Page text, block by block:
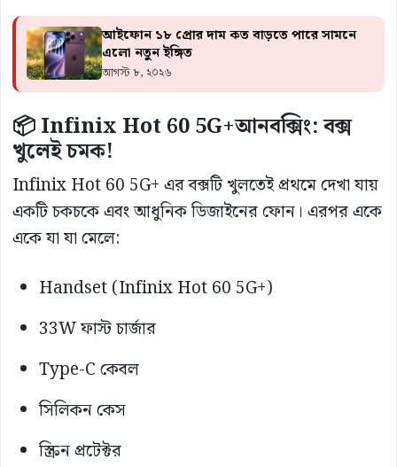
আইফোন ১৮ প্রোর দাম কত বাড়তে পারে সামনে
এলো নতুন ইঙ্গিত
আগস্ট ৮, ২০২৬
📦 Infinix Hot 60 5G+আনবক্সিং: বক্স
খুলেই চমক!
Infinix Hot 60 5G+ এর বক্সটি খুলতেই প্রথমে দেখা যায়
একটি চকচকে এবং আধুনিক ডিজাইনের ফোন। এরপর একে
একে যা যা মেলে:
Handset (Infinix Hot 60 5G+)
33W ফাস্ট চার্জার
Type-C কেবল
সিলিকন কেস
স্ক্রিন প্রটেক্টর